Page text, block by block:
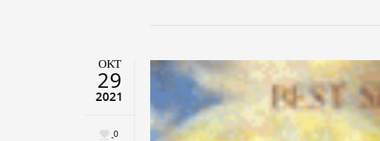
ΟΚΤ
29
2021
0